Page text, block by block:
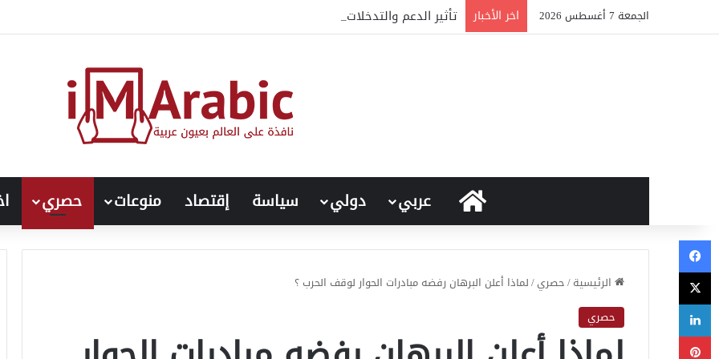
الجمعة 7 أغسطس 2026 اخر الأخبار تأثير الدعم والتدخلات المصرية على مسار النزاع السوداني
الرئيسية
عربي دولي سياسة إقتصاد منوعات حصري
الرئيسية/حصري/لماذا أعلن البرهان رفضه مبادرات الحوار لوقف الحرب ؟
حصري